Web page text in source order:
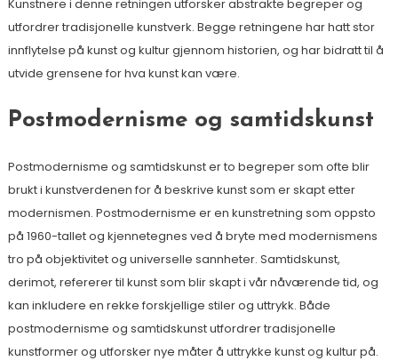
Kunstnere i denne retningen utforsker abstrakte begreper og
utfordrer tradisjonelle kunstverk. Begge retningene har hatt stor
innflytelse på kunst og kultur gjennom historien, og har bidratt til å
utvide grensene for hva kunst kan være.
Postmodernisme og samtidskunst
Postmodernisme og samtidskunst er to begreper som ofte blir
brukt i kunstverdenen for å beskrive kunst som er skapt etter
modernismen. Postmodernisme er en kunstretning som oppsto
på 1960-tallet og kjennetegnes ved å bryte med modernismens
tro på objektivitet og universelle sannheter. Samtidskunst,
derimot, refererer til kunst som blir skapt i vår nåværende tid, og
kan inkludere en rekke forskjellige stiler og uttrykk. Både
postmodernisme og samtidskunst utfordrer tradisjonelle
kunstformer og utforsker nye måter å uttrykke kunst og kultur på.